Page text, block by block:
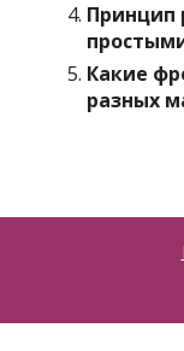
Принцип
Какие
разных